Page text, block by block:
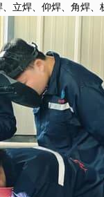
焊、仰焊、角焊、